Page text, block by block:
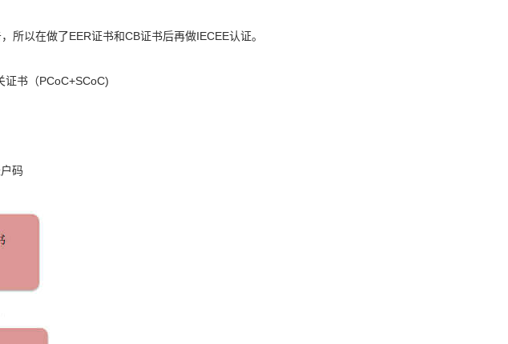
所以在做了EER证书和CB证书后再做IECEE认证。
证书（PCoC+SCoC)
码